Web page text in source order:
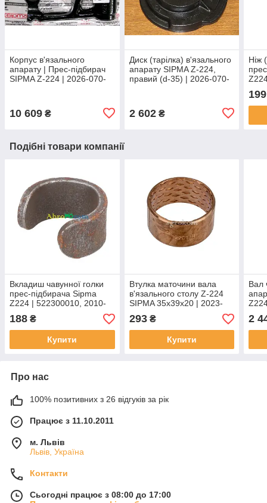
Корпус в'язального
апарату | Прес-підбирач
SIPMA Z-224 | 2026-070-
10 609 ₴
Диск (тарілка) в'язального
апарату SIPMA Z-224,
правий (d-35) | 2026-070-
2 602₴
Ніж
199
Подібні товари компанії
Вкладиш чавунної голки
прес-підбирача Sipma
Z224 | 522300010, 2010-
070-113.00
188 ₴
Купити
Втулка маточини вала
в'язального столу Z-224
SIPMA 35х39х20 | 2023-
070-182.00
293₴
Купити
Вал
2
Про нас
100% позитивних з 26 відгуків за рік
Працює з 11.10.2011
м. Львів
Львів, Україна
Контакти
Сьогодні працює з 08:00 до 17:00